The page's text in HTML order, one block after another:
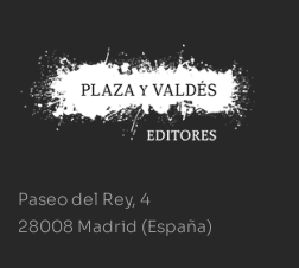
Paseo del Rey, 4
28008 Madrid (España)